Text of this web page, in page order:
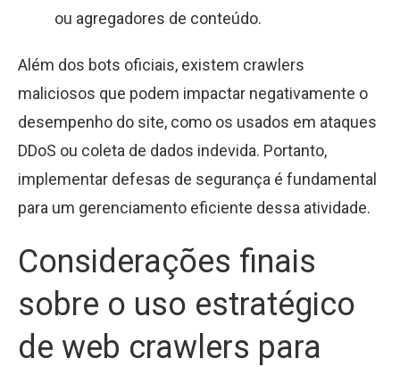
ou agregadores de conteúdo.
Além dos bots oficiais, existem crawlers
maliciosos que podem impactar negativamente o
desempenho do site, como os usados em ataques
DDoS ou coleta de dados indevida. Portanto,
implementar defesas de segurança é fundamental
para um gerenciamento eficiente dessa atividade.
Considerações finais
sobre o uso estratégico
de web crawlers para